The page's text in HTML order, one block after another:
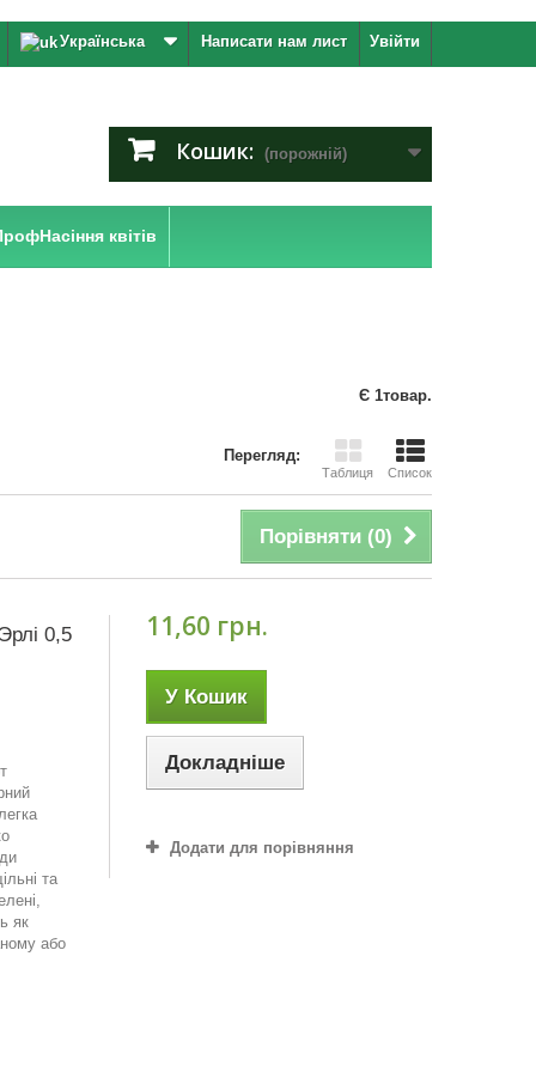
Увійти
Написати нам лист
Українська
Кошик: (порожній)
квітів
Є 1товар.
Перегляд:
Таблиця Список
Порівняти (0)
0,5
та
як
або
11,60 грн.
У Кошик
Докладніше
Додати для порівняння